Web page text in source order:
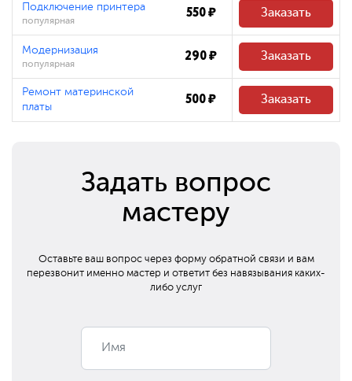
Подключение принтера
популярная 550 ₽ Заказать
Модернизация
популярная 290 ₽ Заказать
Ремонт материнской
платы
500 ₽ Заказать
Задать вопрос
мастеру
Оставьте ваш вопрос через форму обратной связи и вам
перезвонит именно мастер и ответит без навязывания каких-
либо услуг